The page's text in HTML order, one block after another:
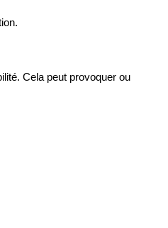
Cela peut provoquer ou